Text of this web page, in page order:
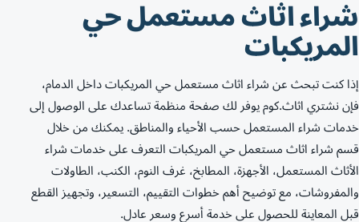
شراء اثاث مستعمل حي
المريكبات
إذا كنت تبحث عن شراء اثاث مستعمل حي المريكبات داخل الدمام،
فإن نشتري اثاث.كوم يوفر لك صفحة منظمة تساعدك على الوصول إلى
خدمات شراء المستعمل حسب الأحياء والمناطق. يمكنك من خلال
قسم شراء اثاث مستعمل حي المريكبات التعرف على خدمات شراء
الأثاث المستعمل، الأجهزة، المطابخ، غرف النوم، الكنب، الطاولات
والمفروشات، مع توضيح أهم خطوات التقييم، التسعير، وتجهيز القطع
قبل المعاينة للحصول على خدمة أسرع وسعر عادل.